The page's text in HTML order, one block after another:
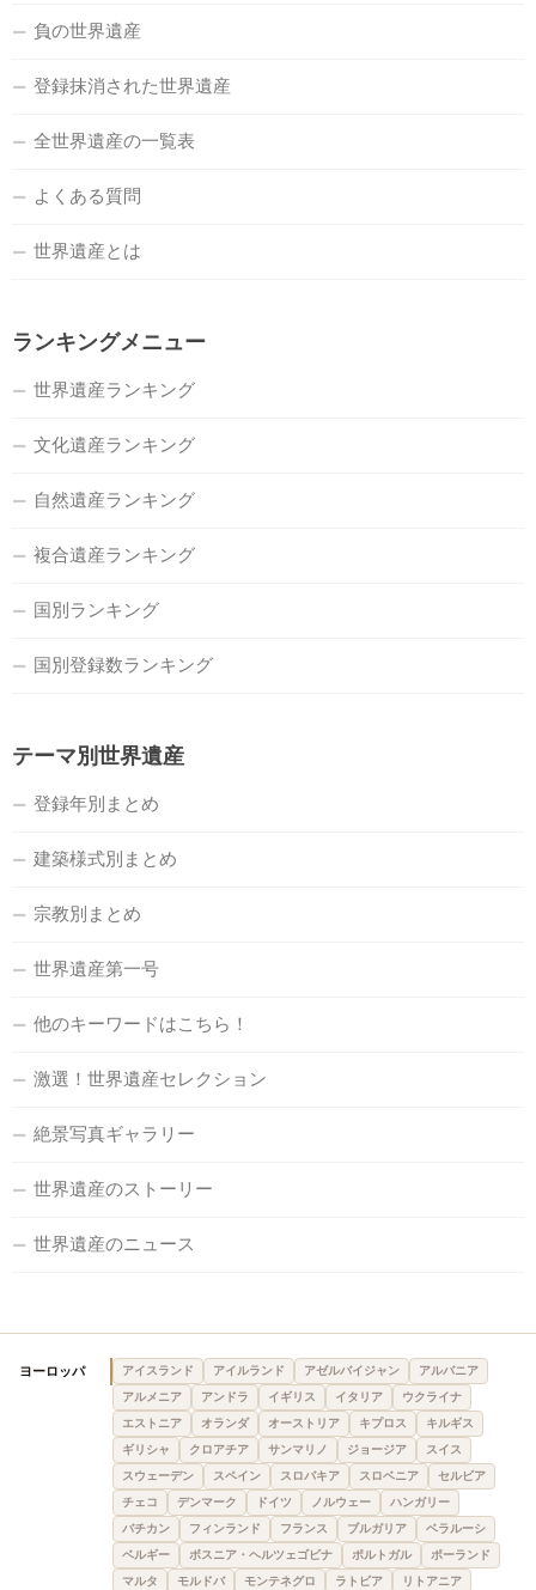
負の世界遺産
登録抹消された世界遺産
全世界遺産の一覧表
よくある質問
世界遺産とは
ランキングメニュー
世界遺産ランキング
文化遺産ランキング
自然遺産ランキング
複合遺産ランキング
国別ランキング
国別登録数ランキング
テーマ別世界遺産
登録年別まとめ
建築様式別まとめ
宗教別まとめ
世界遺産第一号
他のキーワードはこちら！
激選！世界遺産セレクション
絶景写真ギャラリー
世界遺産のストーリー
世界遺産のニュース
ヨーロッパ アイスランド アイルランド アゼルバイジャン
アルバニア
アルメニア
アンドラ イギリス イタリア
ウクライナ
エストニア
オランダ オーストリア キプロス
キルギス
ギリシャ
クロアチア サンマリノ ジョージア
スイス
スウェーデン
スペイン スロバキア スロベニア
セルビア
チェコ
デンマーク ドイツ ノルウェー
ハンガリー
バチカン
フィンランド フランス ブルガリア
ベラルーシ
ベルギー
ボスニア・ヘルツェゴビナ ポルトガル
ポーランド
マルタ
モルドバ モンテネグロ ラトビア
リトアニア